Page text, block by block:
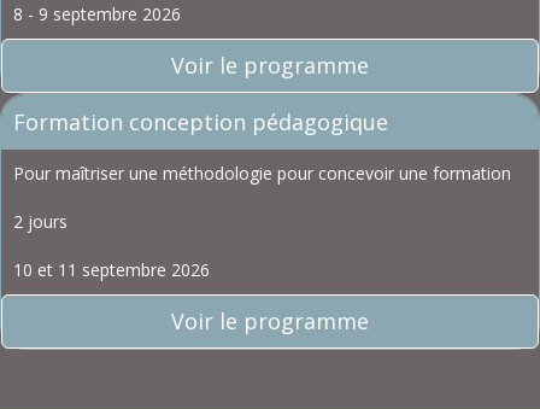
8 - 9 septembre 2026
Voir le programme
Formation conception pédagogique
Pour maîtriser une méthodologie pour concevoir une formation
2 jours
10 et 11 septembre 2026
Voir le programme